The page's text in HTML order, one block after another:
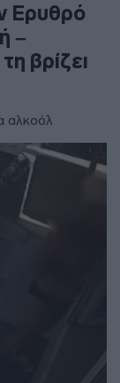
Ερυθρό
–
βρίζει
αλκοόλ